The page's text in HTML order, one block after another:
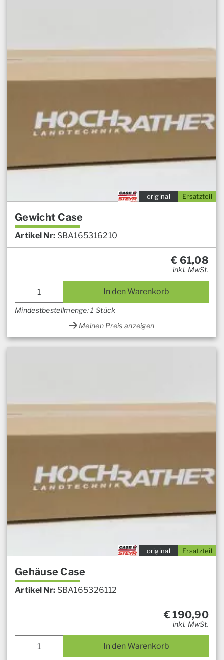
Ersatzteil
original
Gewicht Case
Artikel Nr: SBA165316210
€ 61,08
inkl. MwSt.
In den Warenkorb
Mindestbestellmenge: 1 Stück
Meinen Preis anzeigen
Ersatzteil
original
Gehäuse Case
Artikel Nr: SBA165326112
€190,90
inkl. MwSt.
In den Warenkorb